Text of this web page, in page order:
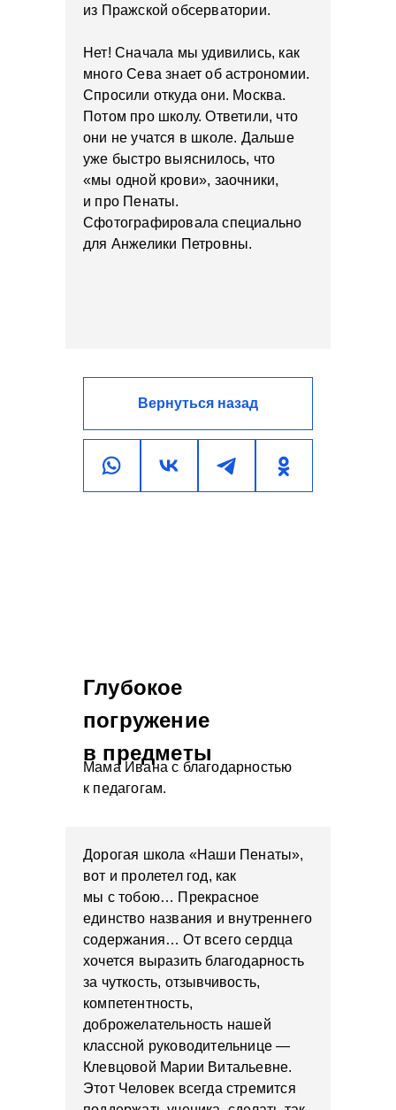
Вернуться назад
из Пражской обсерватории.
Нет! Сначала мы удивились, как
много Сева знает об астрономии.
Спросили откуда они. Москва.
Потом про школу. Ответили, что
они не учатся в школе. Дальше
уже быстро выяснилось, что
«мы одной крови», заочники,
и про Пенаты.
Сфотографировала специально
для Анжелики Петровны.
Глубокое
погружение
в предметы
Мама Ивана с благодарностью
к педагогам.
Дорогая школа «Наши Пенаты»,
вот и пролетел год, как
мы с тобою… Прекрасное
единство названия и внутреннего
содержания… От всего сердца
хочется выразить благодарность
за чуткость, отзывчивость,
компетентность,
доброжелательность нашей
классной руководительнице —
Клевцовой Марии Витальевне.
Этот Человек всегда стремится